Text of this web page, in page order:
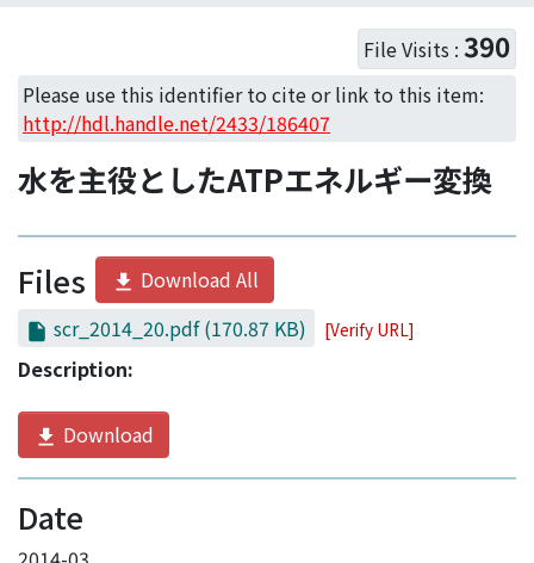
Access Statistics
Library Network
File Visits : 390
Please use this identifier to cite or link to this item:
http://hdl.handle.net/2433/186407
水を主役としたATPエネルギー変換
Files
Download All
scr_2014_20.pdf(170.87 KB) [Verify URL]
Description:
Download
Date